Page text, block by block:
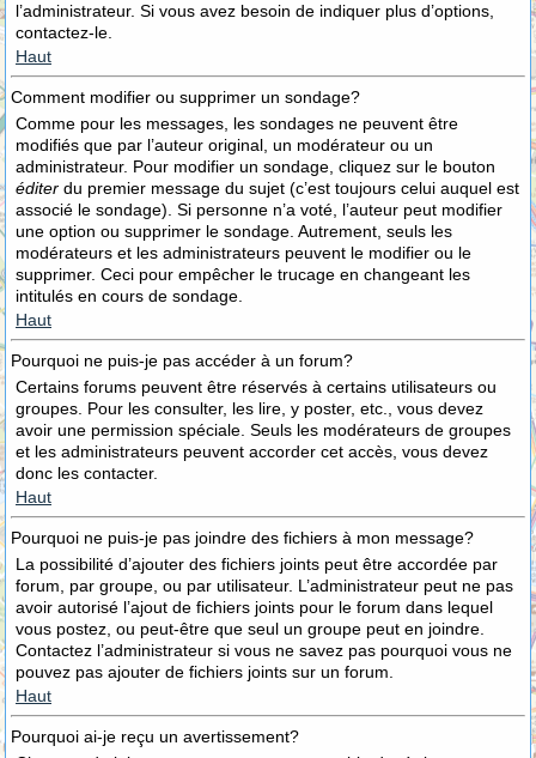
l’administrateur. Si vous avez besoin de indiquer plus d’options,
contactez-le.
Haut
Comment modifier ou supprimer un sondage?
Comme pour les messages, les sondages ne peuvent être
modifiés que par l’auteur original, un modérateur ou un
administrateur. Pour modifier un sondage, cliquez sur le bouton
éditer du premier message du sujet (c’est toujours celui auquel est
associé le sondage). Si personne n’a voté, l’auteur peut modifier
une option ou supprimer le sondage. Autrement, seuls les
modérateurs et les administrateurs peuvent le modifier ou le
supprimer. Ceci pour empêcher le trucage en changeant les
intitulés en cours de sondage.
Haut
Pourquoi ne puis-je pas accéder à un forum?
Certains forums peuvent être réservés à certains utilisateurs ou
groupes. Pour les consulter, les lire, y poster, etc., vous devez
avoir une permission spéciale. Seuls les modérateurs de groupes
et les administrateurs peuvent accorder cet accès, vous devez
donc les contacter.
Haut
Pourquoi ne puis-je pas joindre des fichiers à mon message?
La possibilité d’ajouter des fichiers joints peut être accordée par
forum, par groupe, ou par utilisateur. L’administrateur peut ne pas
avoir autorisé l’ajout de fichiers joints pour le forum dans lequel
vous postez, ou peut-être que seul un groupe peut en joindre.
Contactez l’administrateur si vous ne savez pas pourquoi vous ne
pouvez pas ajouter de fichiers joints sur un forum.
Haut
Pourquoi ai-je reçu un avertissement?